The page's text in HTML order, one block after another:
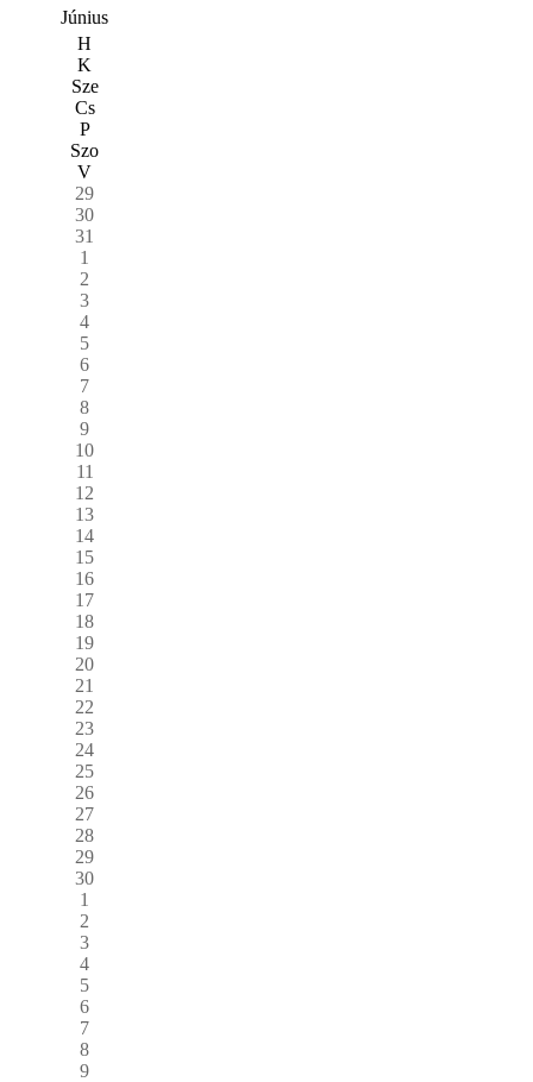
Június
H
K
Sze
Cs
P
Szo
V
29
30
31
1
2
3
4
5
6
7
8
9
10
11
12
13
14
15
16
17
18
19
20
21
22
23
24
25
26
27
28
29
30
1
2
3
4
5
6
7
8
9